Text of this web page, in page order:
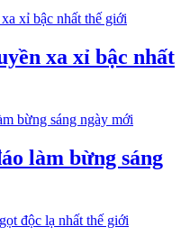
xa xỉ bậc nhất
làm bừng sáng